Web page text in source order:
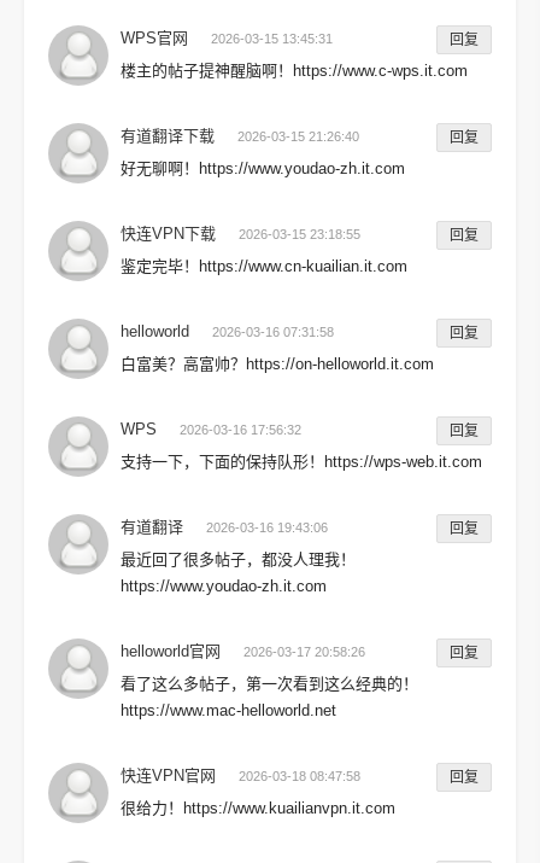
WPS官网 2026-03-15 13:45:31 回复
楼主的帖子提神醒脑啊！https://www.c-wps.it.com
有道翻译下载 2026-03-15 21:26:40 回复
好无聊啊！https://www.youdao-zh.it.com
快连VPN下载 2026-03-15 23:18:55 回复
鉴定完毕！https://www.cn-kuailian.it.com
helloworld 2026-03-16 07:31:58 回复
白富美？高富帅？https://on-helloworld.it.com
WPS 2026-03-16 17:56:32 回复
支持一下，下面的保持队形！https://wps-web.it.com
有道翻译 2026-03-16 19:43:06 回复
最近回了很多帖子，都没人理我！
https://www.youdao-zh.it.com
helloworld官网 2026-03-17 20:58:26 回复
看了这么多帖子，第一次看到这么经典的！
https://www.mac-helloworld.net
快连VPN官网 2026-03-18 08:47:58 回复
很给力！https://www.kuailianvpn.it.com